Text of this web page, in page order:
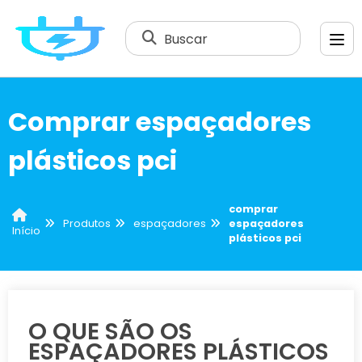
Buscar
Comprar espaçadores
plásticos pci
Início
Produtos espaçadores
comprar
espaçadores
plásticos pci
O QUE SÃO OS
ESPAÇADORES PLÁSTICOS